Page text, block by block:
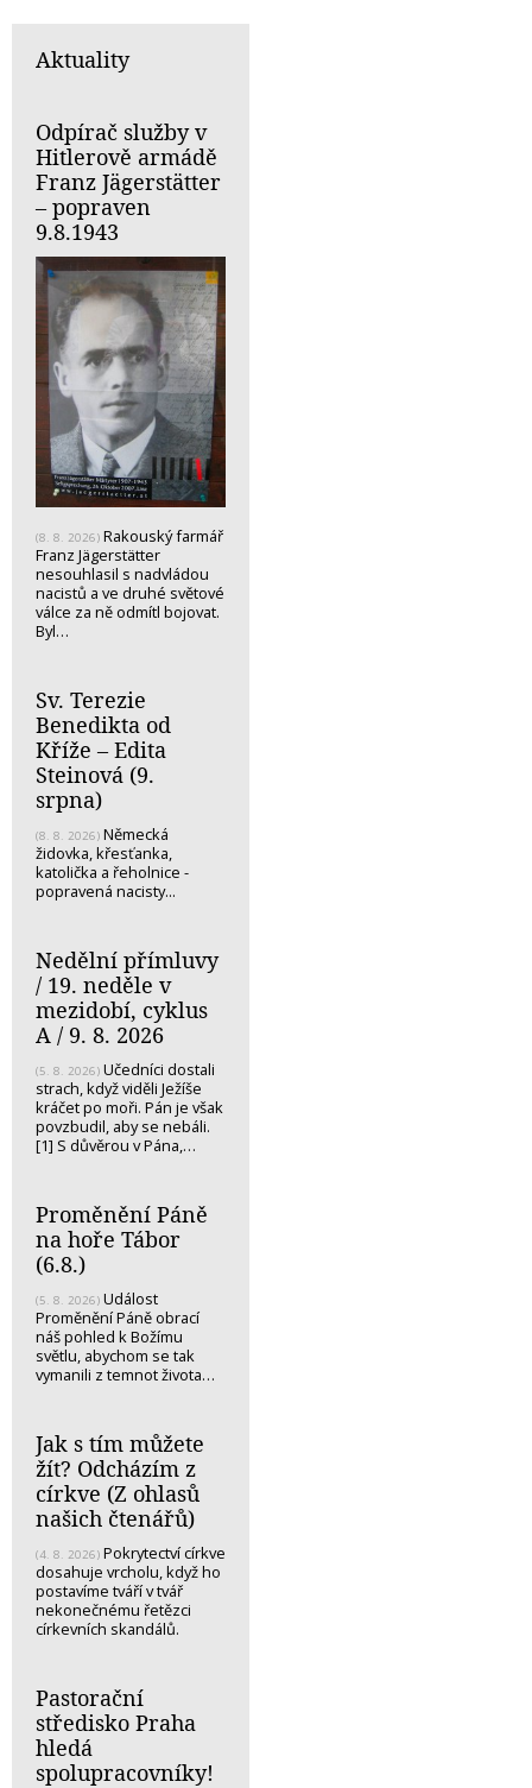
Aktuality
Odpírač služby v
Hitlerově armádě
Franz Jägerstätter
– popraven
9.8.1943
(8. 8. 2026) Rakouský farmář
Franz Jägerstätter
nesouhlasil s nadvládou
nacistů a ve druhé světové
válce za ně odmítl bojovat.
Byl…
Sv. Terezie
Benedikta od
Kříže – Edita
Steinová (9.
srpna)
(8. 8. 2026) Německá
židovka, křesťanka,
katolička a řeholnice -
popravená nacisty...
Nedělní přímluvy
/ 19. neděle v
mezidobí, cyklus
A / 9. 8. 2026
(5. 8. 2026) Učedníci dostali
strach, když viděli Ježíše
kráčet po moři. Pán je však
povzbudil, aby se nebáli.
[1] S důvěrou v Pána,…
Proměnění Páně
na hoře Tábor
(6.8.)
(5. 8. 2026) Událost
Proměnění Páně obrací
náš pohled k Božímu
světlu, abychom se tak
vymanili z temnot života…
Jak s tím můžete
žít? Odcházím z
církve (Z ohlasů
našich čtenářů)
(4. 8. 2026) Pokrytectví církve
dosahuje vrcholu, když ho
postavíme tváří v tvář
nekonečnému řetězci
církevních skandálů.
Pastorační
středisko Praha
hledá
spolupracovníky!